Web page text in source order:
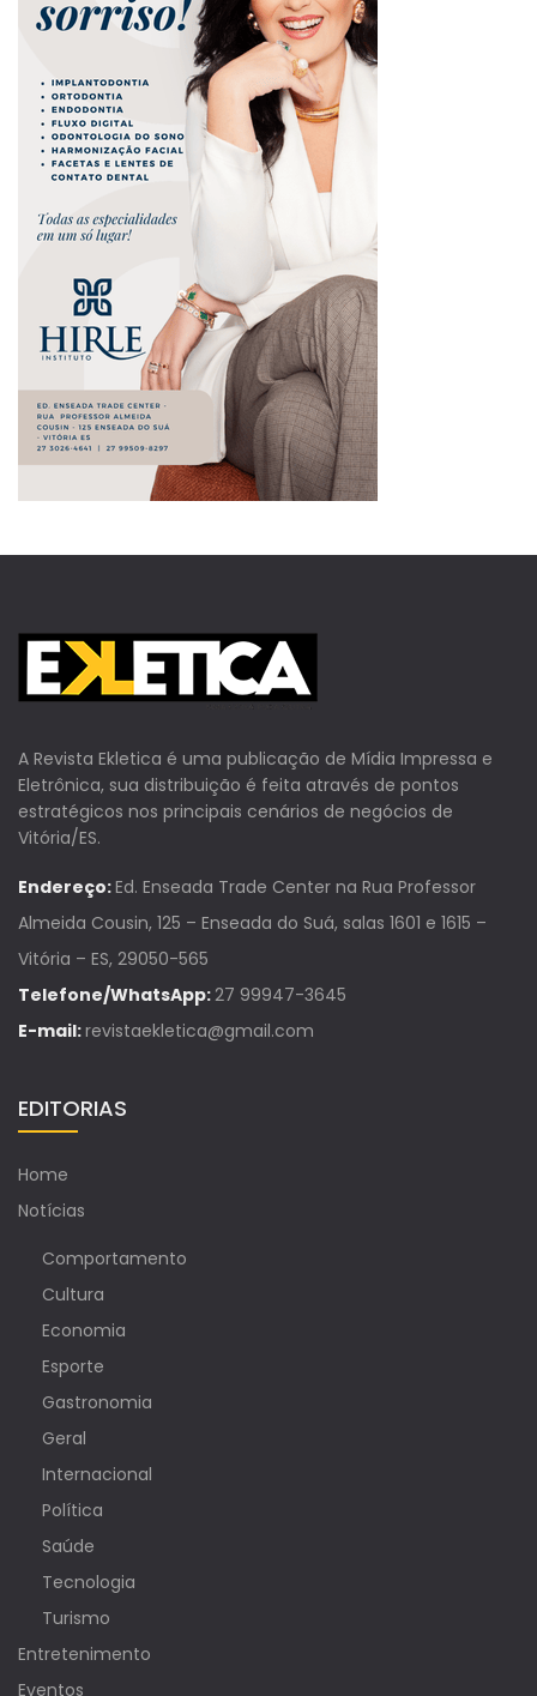
A Revista Ekletica é uma publicação de Mídia Impressa e
Eletrônica, sua distribuição é feita através de pontos
estratégicos nos principais cenários de negócios de
Vitória/ES.
Endereço:Ed. Enseada Trade Center na Rua Professor
Almeida Cousin, 125 – Enseada do Suá, salas 1601 e 1615 –
Vitória – ES, 29050-565
Telefone/WhatsApp:27 99947-3645
E-mail:revistaekletica@gmail.com
EDITORIAS
Home
Notícias
Comportamento
Cultura
Economia
Esporte
Gastronomia
Geral
Internacional
Política
Saúde
Tecnologia
Turismo
Entretenimento
Eventos